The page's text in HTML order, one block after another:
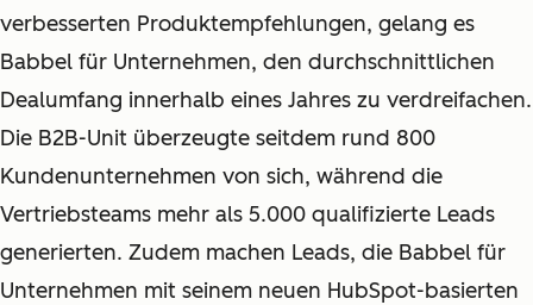
verbesserten Produktempfehlungen, gelang es
Babbel für Unternehmen, den durchschnittlichen
Dealumfang innerhalb eines Jahres zu verdreifachen.
Die B2B-Unit überzeugte seitdem rund 800
Kundenunternehmen von sich, während die
Vertriebsteams mehr als 5.000 qualifizierte Leads
generierten. Zudem machen Leads, die Babbel für
Unternehmen mit seinem neuen HubSpot-basierten